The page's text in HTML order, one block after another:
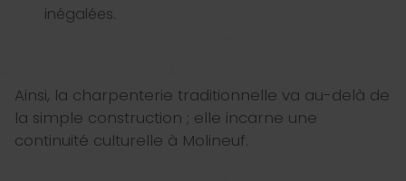
inégalées.
Ainsi, la charpenterie traditionnelle va au-delà de
la simple construction ; elle incarne une
continuité culturelle à Molineuf.